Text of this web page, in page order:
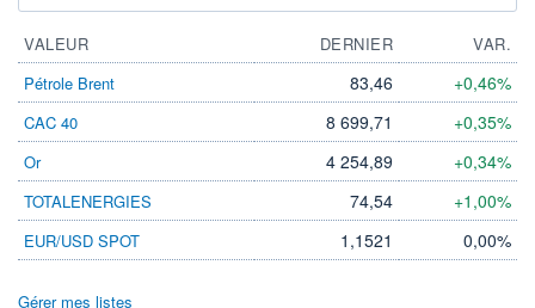
VALEUR DERNIER
VAR.
Pétrole Brent
83,46 +0,46%
CAC 40 8 699,71 +0,35%
Or 4 254,89 +0,34%
TOTALENERGIES 74,54 +1,00%
EUR/USD SPOT 1,1521 0,00%
Gérer mes listes